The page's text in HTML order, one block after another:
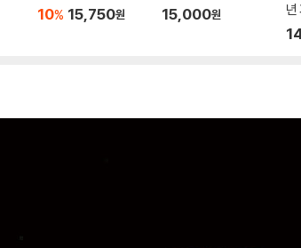
10% 15,750원 15,000원
년